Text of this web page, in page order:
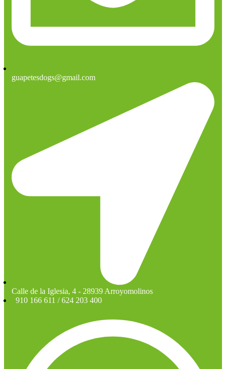
guapetesdogs@gmail.com
Calle de la Iglesia, 4 - 28939 Arroyomolinos
910 166 611 / 624 203 400